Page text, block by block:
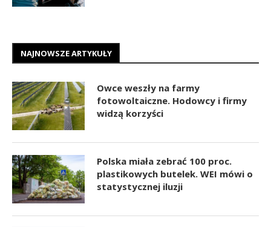
NAJNOWSZE ARTYKUŁY
Owce weszły na farmy
fotowoltaiczne. Hodowcy i firmy
widzą korzyści
Polska miała zebrać 100 proc.
plastikowych butelek. WEI mówi o
statystycznej iluzji